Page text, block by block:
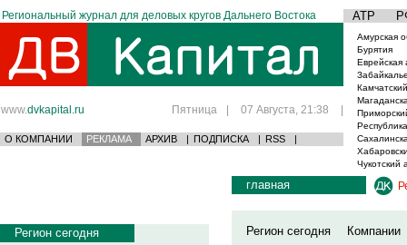
Региональный журнал для деловых кругов Дальнего Востока АТР
www.dvkapital.ru Пятница | 07 Августа, 21:38 |
О КОМПАНИИ РЕКЛАМА АРХИВ | ПОДПИСКА | RSS |
Амурская
Бурятия
Еврейская
Чукотский
Регион сегодня
главная
Регион сегодня
Компании